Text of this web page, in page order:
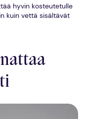
hyvin kosteutetulle
kuin vettä sisältävät